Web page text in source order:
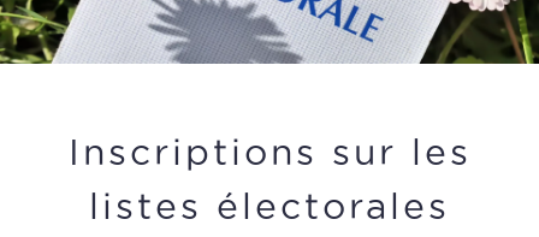
Inscriptions sur les
listes électorales